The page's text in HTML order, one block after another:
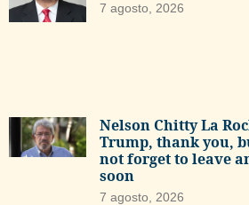
7 agosto, 2026
Nelson Chitty La
Trump, thank you,
not forget to leave
soon
7 agosto, 2026